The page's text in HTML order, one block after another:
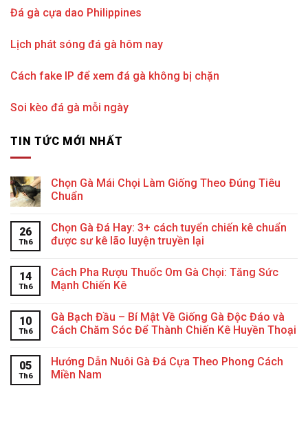
Đá gà cựa dao Philippines
Lịch phát sóng đá gà hôm nay
Cách fake IP để xem đá gà không bị chặn
Soi kèo đá gà mỗi ngày
TIN TỨC MỚI NHẤT
Chọn Gà Mái Chọi Làm Giống Theo Đúng Tiêu
Chuẩn
26
Th6
Chọn Gà Đá Hay: 3+ cách tuyển chiến kê chuẩn
được sư kê lão luyện truyền lại
14
Th6
Cách Pha Rượu Thuốc Om Gà Chọi: Tăng Sức
Mạnh Chiến Kê
10
Th6
Gà Bạch Đầu – Bí Mật Về Giống Gà Độc Đáo và
Cách Chăm Sóc Để Thành Chiến Kê Huyền Thoại
05
Th6
Hướng Dẫn Nuôi Gà Đá Cựa Theo Phong Cách
Miền Nam